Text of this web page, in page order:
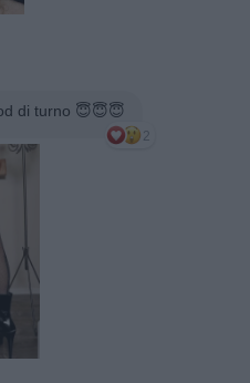
di turno 😇😇😇
2